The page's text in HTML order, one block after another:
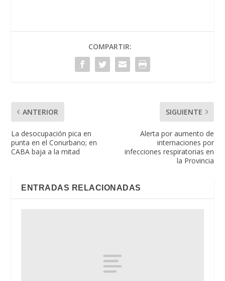
COMPARTIR:
ANTERIOR
La desocupación pica en
punta en el Conurbano; en
CABA baja a la mitad
SIGUIENTE
Alerta por aumento de
internaciones por
infecciones respiratorias en
la Provincia
ENTRADAS RELACIONADAS